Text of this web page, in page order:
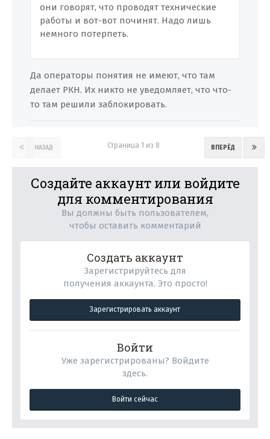
они говорят, что проводят технические
работы и вот-вот починят. Надо лишь
немного потерпеть.
Да операторы понятия не имеют, что там
делает РКН. Их никто не уведомляет, что что-
то там решили заблокировать.
НАЗАД ВПЕРЁД
Страница 1 из 8
Создайте аккаунт или войдите
для комментирования
Вы должны быть пользователем,
чтобы оставить комментарий
Создать аккаунт
Зарегистрируйтесь для
получения аккаунта. Это просто!
Зарегистрировать аккаунт
Войти
Уже зарегистрированы? Войдите
здесь.
Войти сейчас